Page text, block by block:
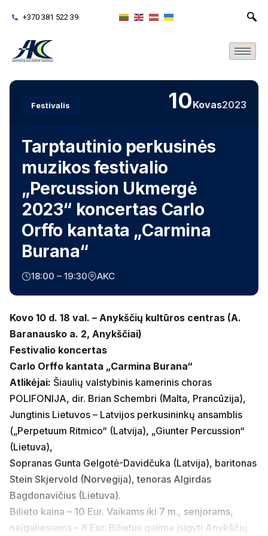
+370 381 522 39
Festivalis 10Kovas2023
Tarptautinio perkusinės
muzikos festivalio
„Percussion Ukmergė
2023“ koncertas Carlo
Orffo kantata „Carmina
Burana“
18:00 – 19:30 AKC
Kovo 10 d. 18 val. – Anykščių kultūros centras (A.
Baranausko a. 2, Anykščiai)
Festivalio koncertas
Carlo Orffo kantata „Carmina Burana“
Atlikėjai: Šiaulių valstybinis kamerinis choras
POLIFONIJA, dir. Brian Schembri (Malta, Prancūzija),
Jungtinis Lietuvos – Latvijos perkusininkų ansamblis
(„Perpetuum Ritmico“ (Latvija), „Giunter Percussion“
(Lietuva),
Sopranas Gunta Gelgotė-Davidčuka (Latvija), baritonas
Stein Skjervold (Norvegija), tenoras Algirdas
Bagdonavičius (Lietuva).
Bilieto kaina – 10 Eur. Vaikams iki 7 m., senjorams,
neįgaliesiems – 8 Eur. Bilietus galima įsigyti Anykščių